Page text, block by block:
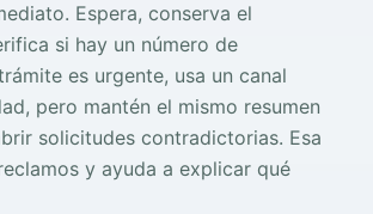
Espera, conserva el
si hay un número de
es urgente, usa un canal
pero mantén el mismo resumen
solicitudes contradictorias. Esa
y ayuda a explicar qué